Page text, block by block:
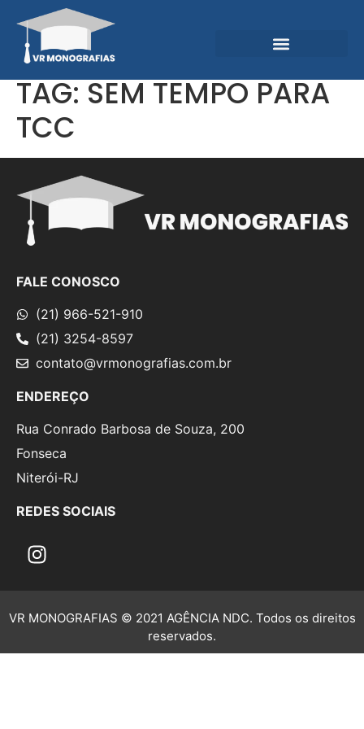
TAG:SEM TEMPO PARA
TCC
FALE CONOSCO
(21) 966-521-910
(21) 3254-8597
contato@vrmonografias.com.br
ENDEREÇO
Rua Conrado Barbosa de Souza, 200
Fonseca
Niterói-RJ
REDES SOCIAIS
VR MONOGRAFIAS © 2021 AGÊNCIA NDC. Todos os direitos
reservados.